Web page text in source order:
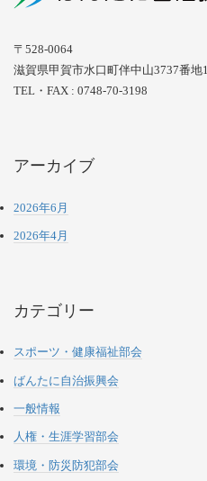
〒528-0064
滋賀県甲賀市水口町伴中山3737番地1
TEL・FAX : 0748-70-3198
アーカイブ
2026年6月
2026年4月
カテゴリー
スポーツ・健康福祉部会
ばんたに自治振興会
一般情報
人権・生涯学習部会
環境・防災防犯部会